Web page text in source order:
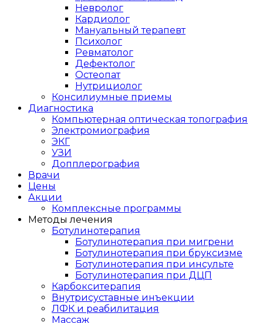
Невролог
Кардиолог
Мануальный терапевт
Психолог
Ревматолог
Дефектолог
Остеопат
Нутрициолог
Консилиумные приемы
Диагностика
Компьютерная оптическая топография
Электромиография
ЭКГ
УЗИ
Допплерография
Врачи
Цены
Акции
Комплексные программы
Методы лечения
Ботулинотерапия
Ботулинотерапия при мигрени
Ботулинотерапия при бруксизме
Ботулинотерапия при инсульте
Ботулинотерапия при ДЦП
Карбокситерапия
Внутрисуставные инъекции
ЛФК и реабилитация
Массаж